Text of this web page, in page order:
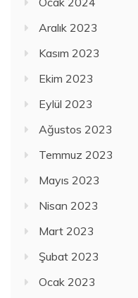
Aralık 2023
Kasım 2023
Ekim 2023
Eylül 2023
Ağustos 2023
Temmuz 2023
Mayıs 2023
Nisan 2023
Mart 2023
Şubat 2023
Ocak 2023